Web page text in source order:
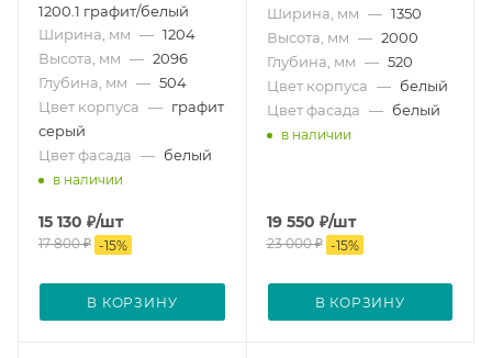
1200.1 графит/белый
Ширина, мм — 1204
Высота, мм — 2096
Глубина, мм — 504
Цвет корпуса — графит
серый
Цвет фасада — белый
в наличии
15 130 ₽/шт
17 800₽ -15%
В КОРЗИНУ
Ширина, мм — 1350
Высота, мм — 2000
Глубина, мм — 520
Цвет корпуса — белый
Цвет фасада — белый
в наличии
19 550 ₽/шт
23 000₽ -15%
В КОРЗИНУ